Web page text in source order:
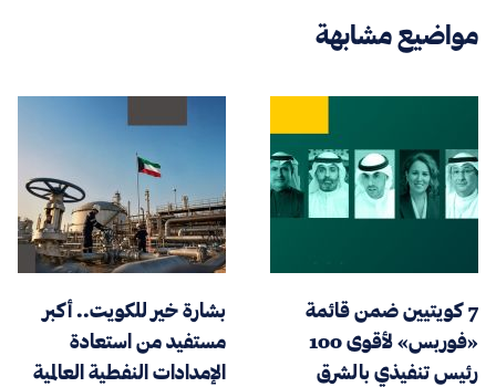
مواضيع مشابهة
7 كويتيين ضمن قائمة
«فوربس» لأقوى 100
رئيس تنفيذي بالشرق
بشارة خير للكويت.. أكبر
مستفيد من استعادة
الإمدادات النفطية العالمية